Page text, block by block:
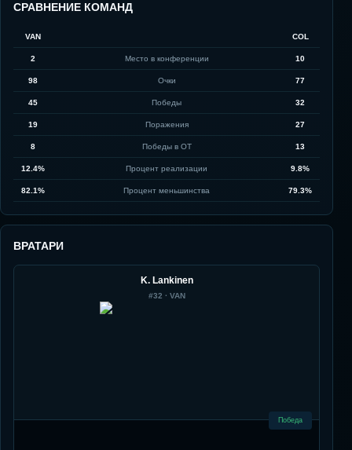
СРАВНЕНИЕ КОМАНД
VAN COL
2 Место в конференции 10
98 Очки 77
45 Победы 32
19 Поражения 27
8 Победы в ОТ 13
12.4% Процент реализации 9.8%
82.1% Процент меньшинства 79.3%
ВРАТАРИ
K. Lankinen
#32 · VAN
Победа